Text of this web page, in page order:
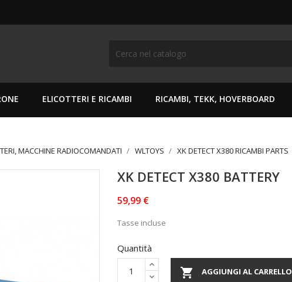
ELICOTTERI E RICAMBI RICAMBI, TEKK, HOVERBOARD
MACCHINE RADIOCOMANDATI WLTOYS XK DETECT X380 RICAMBI PARTS
XK DETECT X380 BATTERY
59,99 €
Tasse incluse
Quantità
 AGGIUNGI AL CARRELLO